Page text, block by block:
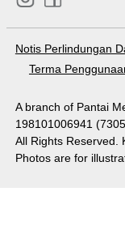
Notis Perlindungan
Terma
A branch of Pantai
198101006941
All Rights Reserved.
Photos are for